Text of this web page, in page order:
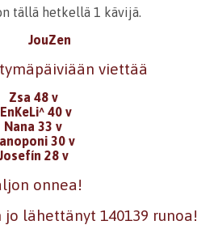
tällä hetkellä 1 kävijä.
JouZen
viettää
Zsa 48 v
40 v
Nana 33 v
30 v
28 v
onnea!
lähettänyt 140139 runoa!